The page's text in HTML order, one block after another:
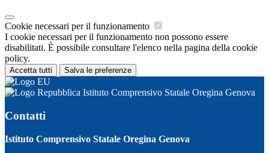
Cookie necessari per il funzionamento
I cookie necessari per il funzionamento non possono essere
disabilitati. È possibile consultare l'elenco nella pagina della cookie
policy.
Accetta tutti Salva le preferenze
Istituto Comprensivo Statale Oregina Genova
Contatti
Istituto Comprensivo Statale Oregina Genova